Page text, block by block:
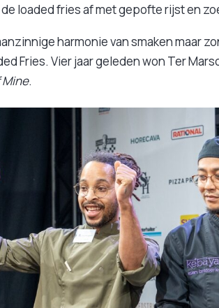
loaded fries af met gepofte rijst en
harmonie van smaken maar
Fries. Vier jaar geleden won Ter
Mine.